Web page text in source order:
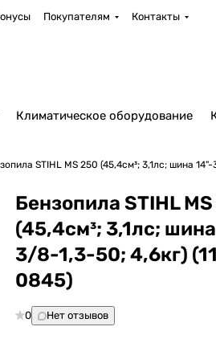
Покупателям Контакты
Климатическое оборудование
STIHL MS 250 (45,4см³; 3,1лс; шина
Бензопила STIHL
(45,4см³; 3,1лс;
3/8-1,3-50; 4,6кг)
0845)
0 Нет отзывов